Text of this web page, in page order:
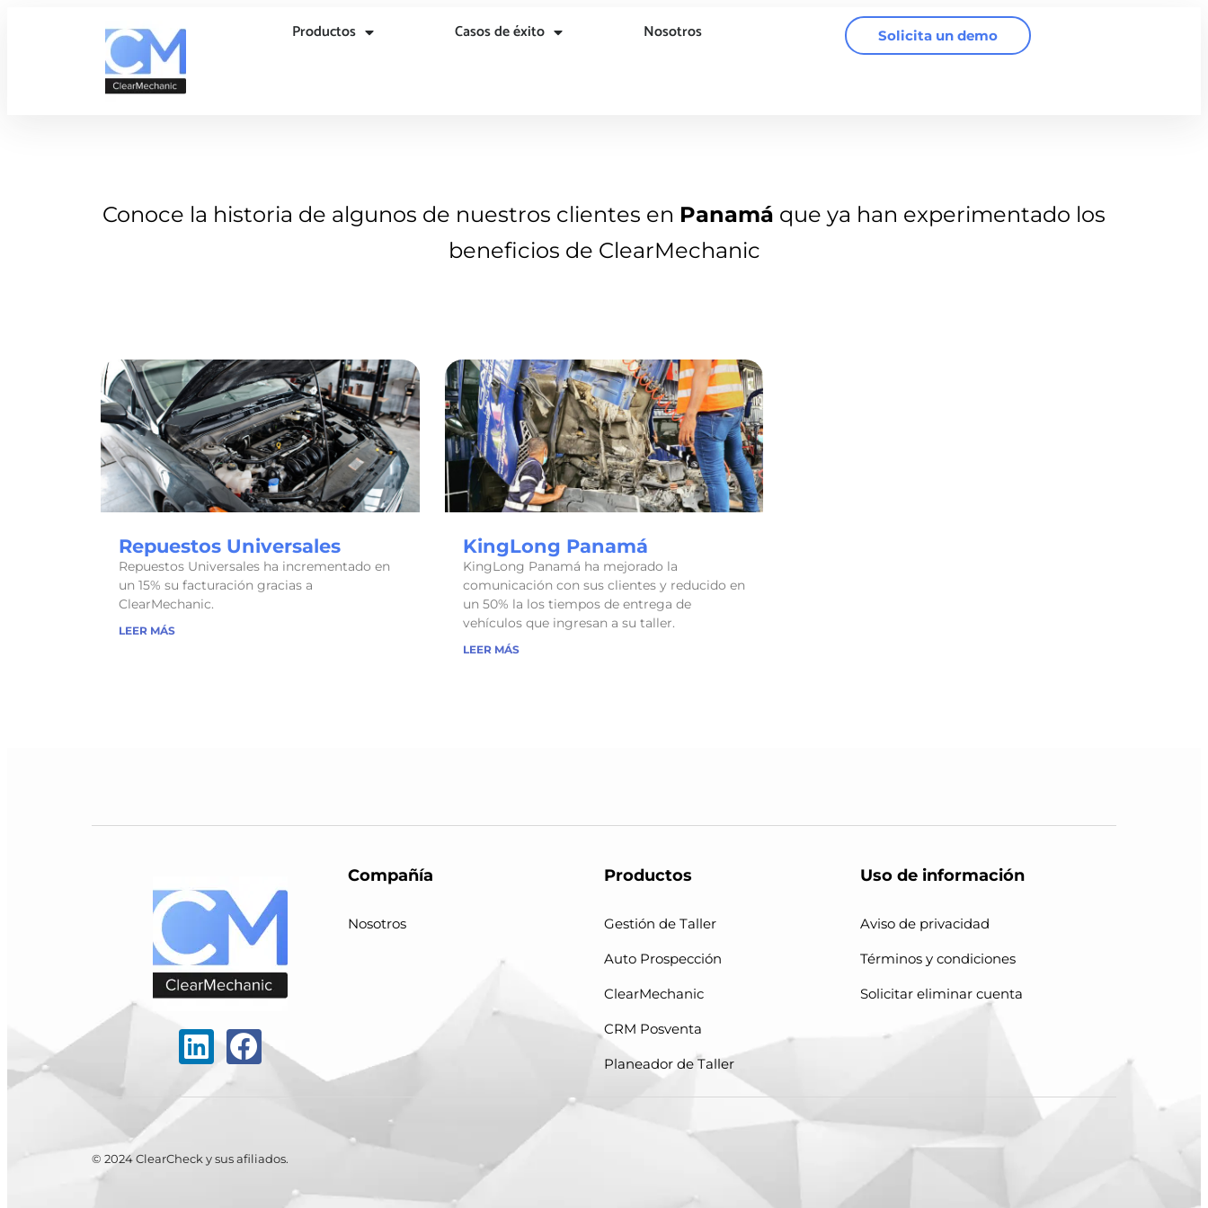
Productos Casos de éxito Nosotros Solicita un demo
Conoce la historia de algunos de nuestros clientes en Panamá que ya han experimentado los
beneficios de ClearMechanic
Repuestos Universales
Repuestos Universales ha incrementado en
un 15% su facturación gracias a
ClearMechanic.
LEER MÁS
KingLong Panamá
KingLong Panamá ha mejorado la
comunicación con sus clientes y reducido en
un 50% la los tiempos de entrega de
vehículos que ingresan a su taller.
LEER MÁS
Compañía
Nosotros
Productos
Gestión de Taller
Auto Prospección
ClearMechanic
CRM Posventa
Planeador de Taller
Uso de información
Aviso de privacidad
Términos y condiciones
Solicitar eliminar cuenta
© 2024 ClearCheck y sus afiliados.